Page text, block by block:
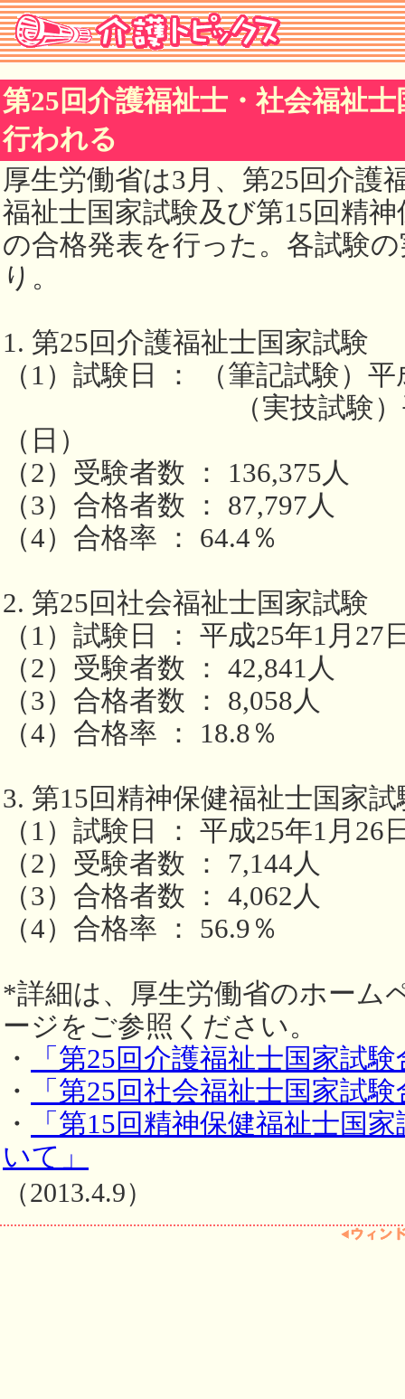
第25回介護福祉士・社会福祉
行われる
厚生労働省は3月、第25回介護
福祉士国家試験及び第15回精
の合格発表を行った。各試験
り。
1. 第25回介護福祉士国家試験
（1）試験日 ： （筆記試験）
（実技試験）平成
（日）
（2）受験者数 ： 136,375人
（3）合格者数 ： 87,797人
（4）合格率 ： 64.4％
2. 第25回社会福祉士国家試験
（1）試験日 ： 平成25年1月27
（2）受験者数 ： 42,841人
（3）合格者数 ： 8,058人
（4）合格率 ： 18.8％
3. 第15回精神保健福祉士国家試
（1）試験日 ： 平成25年1月
（2）受験者数 ： 7,144人
（3）合格者数 ： 4,062人
（4）合格率 ： 56.9％
*詳細は、厚生労働省のホーム
ージをご参照ください。
・
「第25回介護福祉士国家試
・
「第25回社会福祉士国家試
・
「第15回精神保健福祉士国
いて」
（2013.4.9）